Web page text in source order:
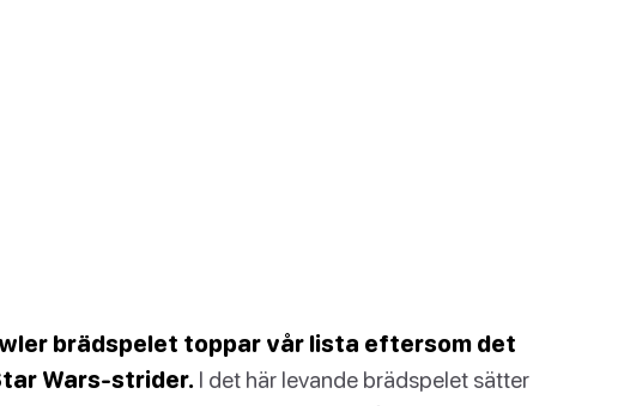
brädspelet toppar vår lista eftersom det
Wars-strider. I det här levande brädspelet sätter